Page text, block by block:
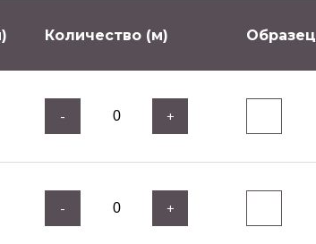
Количество (м) Образец
- +
- +